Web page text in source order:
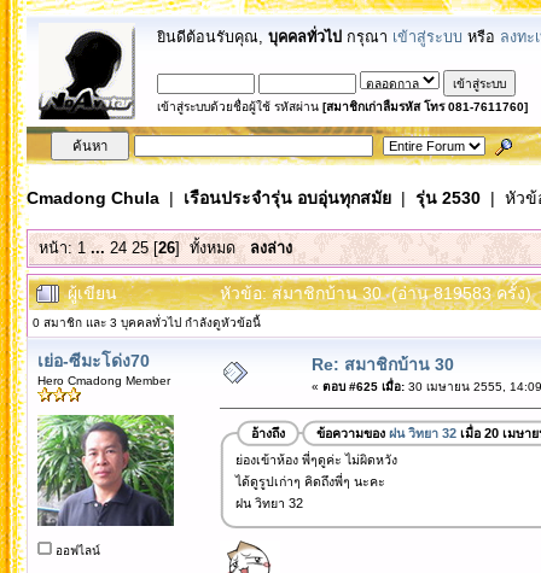
ยินดีต้อนรับคุณ, บุคคลทั่วไป กรุณา เข้าสู่ระบบ หรือ ลงทะ
เข้าสู่ระบบด้วยชื่อผู้ใช้ รหัสผ่าน [สมาชิกเก่าลืมรหัส โทร 081-7611760]
Cmadong Chula| เรือนประจำรุ่น อบอุ่นทุกสมัย| รุ่น 2530| หัวข้
หน้า:1 ... 24 25[26] ทั้งหมด ลงล่าง
ผู้เขียน หัวข้อ: สมาชิกบ้าน 30 (อ่าน 819583 ครั้ง)
0 สมาชิก และ 3 บุคคลทั่วไป กำลังดูหัวข้อนี้
เย่อ-ซีมะโด่ง70
Hero Cmadong Member
ออฟไลน์
Re: สมาชิกบ้าน 30
« ตอบ #625 เมื่อ:30 เมษายน 2555,
อ้างถึง ข้อความของ ฝน วิทยา 32เมื่อ 20 เมษา
ย่องเข้าห้อง พี่ๆดูค่ะ ไม่ผิดหวัง
ได้ดูรูปเก่าๆ คิดถึงพี่ๆ นะคะ
ฝน วิทยา 32